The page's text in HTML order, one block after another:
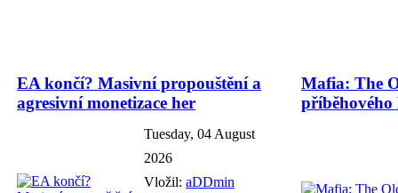
EA končí? Masivní propouštění a
agresivní monetizace her
Tuesday, 04 August
2026
Vložil: aDDmin
Mafia: The